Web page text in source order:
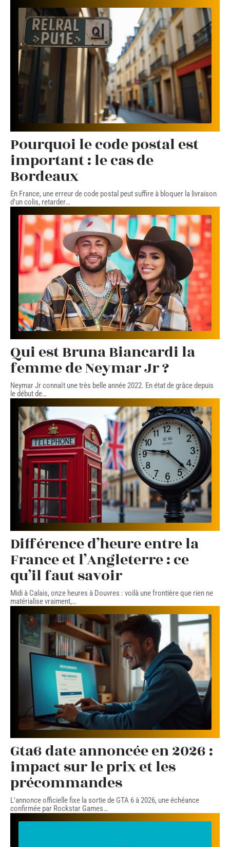
Pourquoi le code postal est
important : le cas de
Bordeaux
En France, une erreur de code postal peut suffire à bloquer la livraison
d'un colis, retarder…
Qui est Bruna Biancardi la
femme de Neymar Jr ?
Neymar Jr connaît une très belle année 2022. En état de grâce depuis
le début de…
Différence d’heure entre la
France et l’Angleterre : ce
qu’il faut savoir
Midi à Calais, onze heures à Douvres : voilà une frontière que rien ne
matérialise vraiment,…
Gta6 date annoncée en 2026 :
impact sur le prix et les
précommandes
L'annonce officielle fixe la sortie de GTA 6 à 2026, une échéance
confirmée par Rockstar Games…